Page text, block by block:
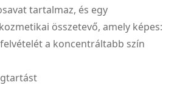
tartalmaz, és egy
összetevő, amely képes:
a koncentráltabb szín